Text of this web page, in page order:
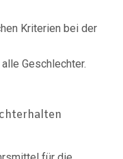
Kriterien bei der
Geschlechter.